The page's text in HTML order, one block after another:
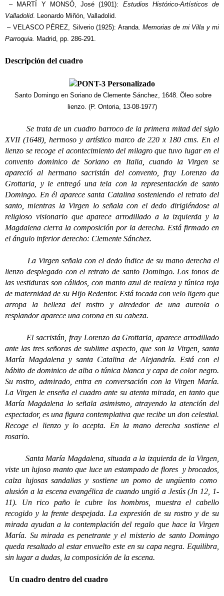
– MARTÍ Y MONSÓ, José (1901): Estudios Histórico-Artísticos de
Valladolid. Leonardo Miñón, Valladolid.
– VELASCO PÉREZ, Silverio (1925): Aranda. Memorias de mi Villa y mi
Parroquia. Madrid, pp. 286-291.
Descripción del cuadro
Santo Domingo en Soriano de Clemente Sánchez, 1648. Öleo sobre
lienzo. (P. Ontoria, 13-08-1977)
Se trata de un cuadro barroco de la primera mitad del siglo
XVII (1648), hermoso y artístico marco de 220 x 180 cms. En el
lienzo se recoge el acontecimiento del milagro que tuvo lugar en el
convento dominico de Soriano en Italia, cuando la Virgen se
apareció al hermano sacristán del convento, fray Lorenzo da
Grottaria, y le entregó una tela con la representación de santo
Domingo. En él aparece santa Catalina sosteniendo el retrato del
santo, mientras la Virgen lo señala con el dedo dirigiéndose al
religioso visionario que aparece arrodillado a la izquierda y la
Magdalena cierra la composición por la derecha. Está firmado en
el ángulo inferior derecho: Clemente Sánchez.
La Virgen señala con el dedo índice de su mano derecha el
lienzo desplegado con el retrato de santo Domingo. Los tonos de
las vestiduras son cálidos, con manto azul de realeza y túnica roja
de maternidad de su Hijo Redentor. Está tocada con velo ligero que
arropa la belleza del rostro y alrededor de una aureola o
resplandor aparece una corona en su cabeza.
El sacristán, fray Lorenzo da Grottaria, aparece arrodillado
ante las tres señoras de sublime aspecto, que son la Virgen, santa
María Magdalena y santa Catalina de Alejandría. Está con el
hábito de dominico de alba o túnica blanca y capa de color negro.
Su rostro, admirado, entra en conversación con la Virgen María.
La Virgen le enseña el cuadro ante su atenta mirada, en tanto que
María Magdalena lo señala asimismo, atrayendo la atención del
espectador, es una figura contemplativa que recibe un don celestial.
Recoge el lienzo y lo acepta. En la mano derecha sostiene el
rosario.
Santa María Magdalena, situada a la izquierda de la Virgen,
viste un lujoso manto que luce un estampado de flores y brocados,
calza lujosas sandalias y sostiene un pomo de ungüento como
alusión a la escena evangélica de cuando ungió a Jesús (Jn 12, 1-
11). Un rico paño le cubre los hombros, muestra el cabello
recogido y la frente despejada. La expresión de su rostro y de su
mirada ayudan a la contemplación del regalo que hace la Virgen
María. Su mirada es penetrante y el misterio de santo Domingo
queda resaltado al estar envuelto este en su capa negra. Equilibra,
sin lugar a dudas, la composición de la escena.
Un cuadro dentro del cuadro